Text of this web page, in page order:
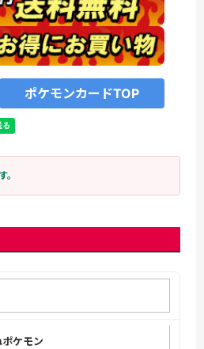
ポケモンカードTOP
ポケモン